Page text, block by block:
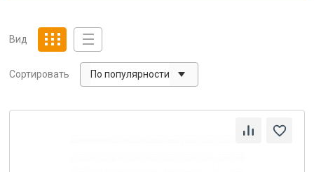
Вид
Сортировать По популярности